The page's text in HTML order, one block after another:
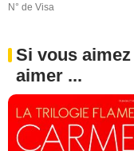
N° de Visa
Si vous
aimer ...